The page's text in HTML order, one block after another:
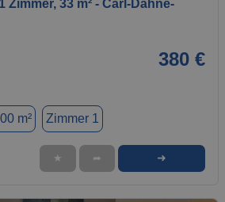
33 m² - Carl-Dähne-
380 €
m² Zimmer 1
★ ➦ ➜